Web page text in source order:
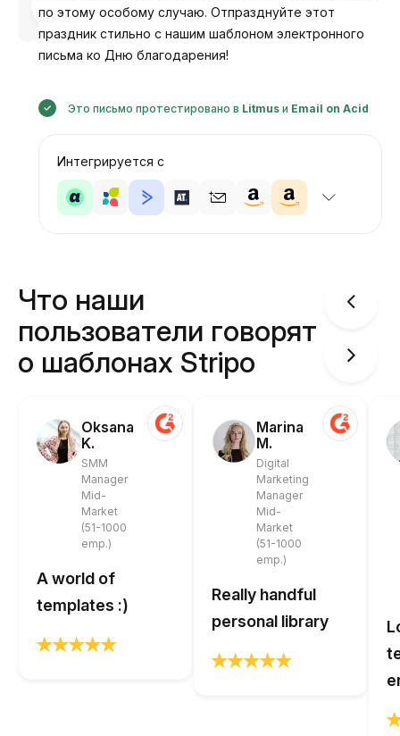
Анастасия
по этому особому случаю. Отпразднуйте этот
праздник стильно с нашим шаблоном электронного
письма ко Дню благодарения!
Это письмо протестировано в Litmusи Email on Acid
Интегрируется с
Что наши
пользователи говорят
о шаблонах Stripo
Oksana
K.
SMM
Manager
Mid-
Market
(51-1000
emp.)
A world of
templates :)
Marina
M.
Digital
Marketing
Manager
Mid-
Market
(51-1000
emp.)
Really handful
personal library